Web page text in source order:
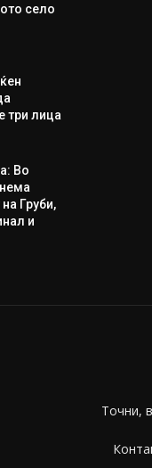
село
три лица
Во
Груби,
и
Точни,